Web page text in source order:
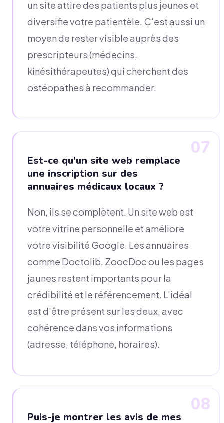
un site attire des patients plus jeunes et
diversifie votre patientèle. C'est aussi un
moyen de rester visible auprès des
prescripteurs (médecins,
kinésithérapeutes) qui cherchent des
ostéopathes à recommander.
07
Est-ce qu'un site web remplace
une inscription sur des
annuaires médicaux locaux ?
Non, ils se complètent. Un site web est
votre vitrine personnelle et améliore
votre visibilité Google. Les annuaires
comme Doctolib, ZoocDoc ou les pages
jaunes restent importants pour la
crédibilité et le référencement. L'idéal
est d'être présent sur les deux, avec
cohérence dans vos informations
(adresse, téléphone, horaires).
08
Puis-je montrer les avis de mes